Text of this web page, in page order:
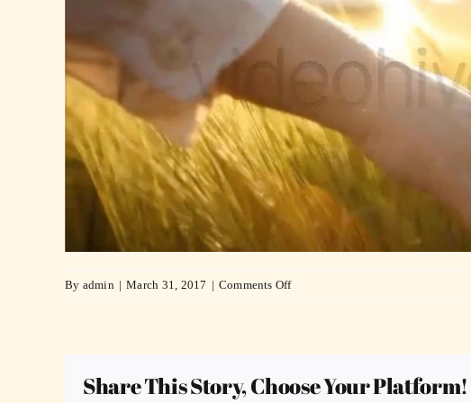
By admin | March 31, 2017 | Comments Offon
Share This Story, Choose Your Platform!